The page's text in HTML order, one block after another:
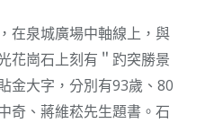
在泉城廣場中軸線上，與
花崗石上刻有＂趵突勝景
金大字，分別有93歲、80
奇、蔣維菘先生題書。石